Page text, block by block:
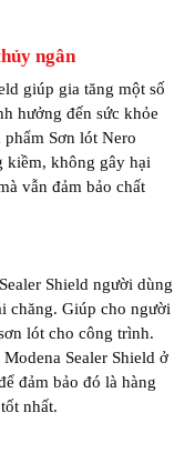
ngân
giúp gia tăng một số
hưởng đến sức khỏe
Sơn lót Nero
kiềm, không gây hại
vẫn đảm bảo chất
Shield người dùng
chăng. Giúp cho người
lót cho công trình.
Sealer Shield ở
đảm bảo đó là hàng
nhất.